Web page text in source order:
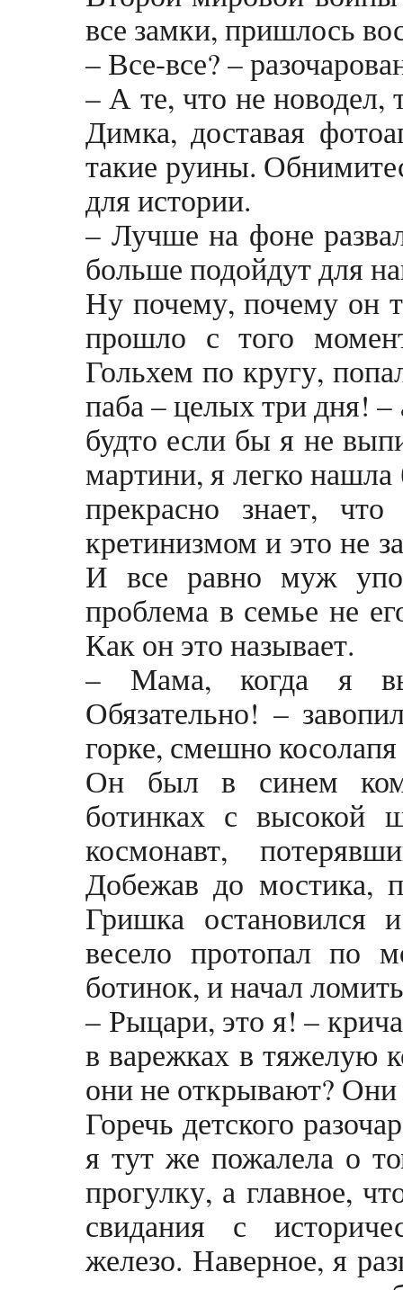
все замки, пришлось
– Все-все? –
– А те, что не новодел,
Димка, доставая
такие руины.
для истории.
– Лучше на фоне
больше подойдут для
Ну почему, почему он
прошло с того
Гольхем по кругу,
паба – целых три дня!
будто если бы я не
мартини, я легко
прекрасно знает,
кретинизмом и это не
И все равно муж
проблема в семье не
Как он это называет.
– Мама, когда я
Обязательно! –
горке, смешно косолапя
Он был в синем
ботинках с высокой
космонавт,
Добежав до мостика,
Гришка
весело протопал по
ботинок, и начал
– Рыцари, это я! –
в варежках в тяжелую
они не открывают? Они
Горечь детского
я тут же пожалела о
прогулку, а главное,
свидания с
железо. Наверное, я